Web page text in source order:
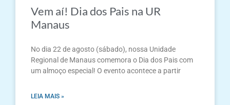
Vem aí! Dia dos Pais na UR
Manaus
No dia 22 de agosto (sábado), nossa Unidade
Regional de Manaus comemora o Dia dos Pais com
um almoço especial! O evento acontece a partir
LEIA MAIS »